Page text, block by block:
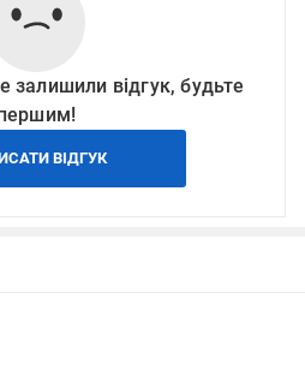
залишили відгук, будьте
ВІДГУК